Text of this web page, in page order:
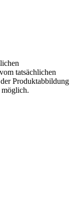
tatsächlichen
Produktabbildung